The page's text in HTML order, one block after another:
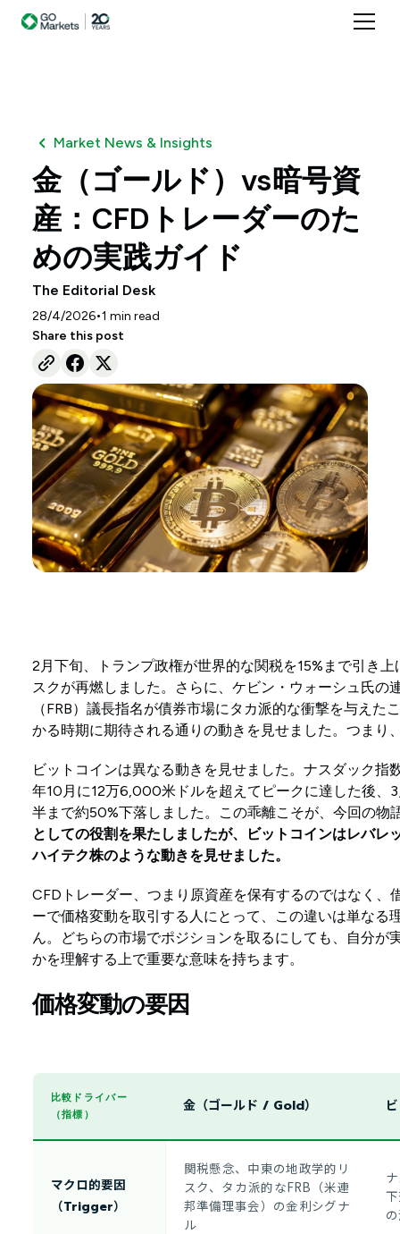
Market News & Insights
金（ゴールド）vs暗号資
産：CFDトレーダーのた
めの実践ガイド
The Editorial Desk
28/4/2026•1 min read
Share this post
2月下旬、トランプ政権が世界的な関税を15%まで引き
スクが再燃しました。さらに、ケビン・ウォーシュ氏の
（FRB）議長指名が債券市場にタカ派的な衝撃を与えた
かる時期に期待される通りの動きを見せました。つまり
ビットコインは異なる動きを見せました。ナスダック指
年10月に12万6,000米ドルを超えてピークに達した後、
半まで約50%下落しました。この乖離こそが、今回の物
としての役割を果たしましたが、ビットコインはレバレ
ハイテク株のような動きを見せました。
CFDトレーダー、つまり原資産を保有するのではなく、
ーで価格変動を取引する人にとって、この違いは単なる
ん。どちらの市場でポジションを取るにしても、自分が
かを理解する上で重要な意味を持ちます。
価格変動の要因
比較ドライバー
（指標）
金（ゴールド / Gold）
マクロ的要因
（Trigger）
関税懸念、中東の地政学的リ
スク、タカ派的なFRB（米連
邦準備理事会）の金利シグナ
ル